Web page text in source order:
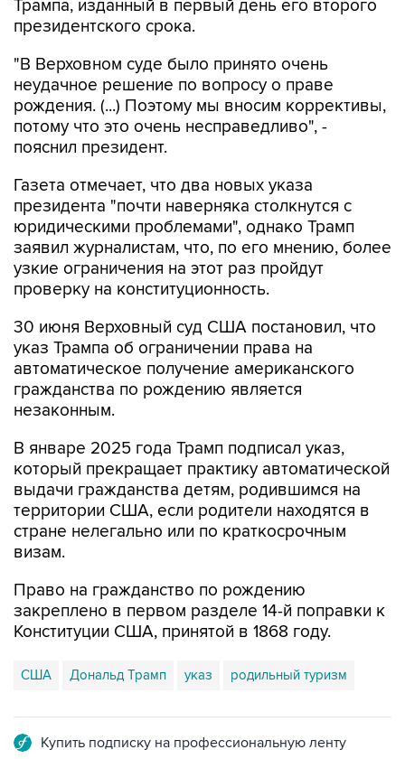
"В Верховном суде было принято очень
рождения. (...) Поэтому мы вносим коррективы,
потому что это очень несправедливо", -
пояснил президент.
Газета отмечает, что два новых указа
юридическими проблемами", однако Трамп
заявил журналистам, что, по его мнению, более
узкие ограничения на этот раз пройдут
проверку на конституционность.
30 июня Верховный суд США постановил, что
автоматическое получение американского
гражданства по рождению является
незаконным.
В январе 2025 года Трамп подписал указ,
выдачи гражданства детям, родившимся на
территории США, если родители находятся в
стране нелегально или по краткосрочным
визам.
Право на гражданство по рождению
Конституции США, принятой в 1868 году.
США Дональд Трамп указ родильный туризм
Подписаться на рассылку главных новостей сайта